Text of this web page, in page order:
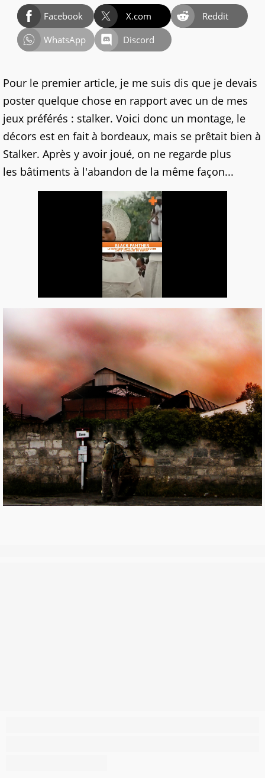
Facebook X.com
Reddit
WhatsApp
Discord
Pour le premier article, je me suis dis que je devais
poster quelque chose en rapport avec un de mes
jeux préférés : stalker. Voici donc un montage, le
décors est en fait à bordeaux, mais se prêtait bien à
Stalker. Après y avoir joué, on ne regarde plus
les bâtiments à l'abandon de la même façon...